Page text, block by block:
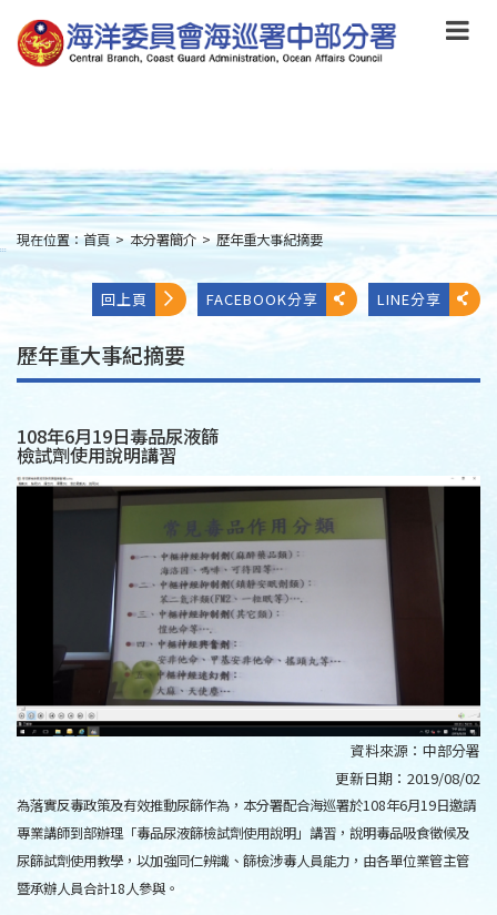
到
主
要
content
:::
現在位置：首頁 > 本分署簡介 > 歷年重大事紀摘要
回上頁 FACEBOOK分享 LINE分享
歷年重大事紀摘要
108年6月19日毒品尿液篩
檢試劑使用說明講習
資料來源： 中部分署
更新日期： 2019/08/02
為落實反毒政策及有效推動尿篩作為，本分署配合海巡署於108年6月19日邀請
專業講師到部辦理「毒品尿液篩檢試劑使用說明」講習，說明毒品吸食徵候及
尿篩試劑使用教學，以加強同仁辨識、篩檢涉毒人員能力，由各單位業管主管
暨承辦人員合計18人參與。